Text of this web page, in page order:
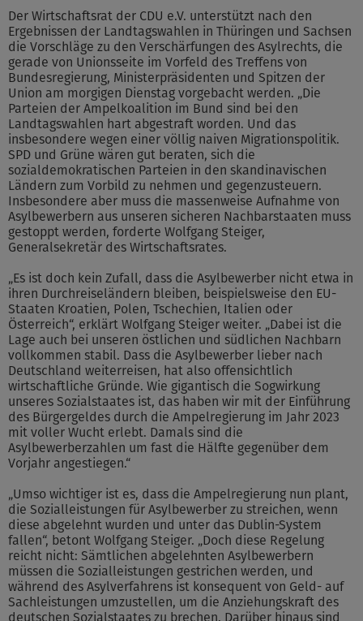
Der Wirtschaftsrat der CDU e.V. unterstützt nach den
Ergebnissen der Landtagswahlen in Thüringen und Sachsen
die Vorschläge zu den Verschärfungen des Asylrechts, die
gerade von Unionsseite im Vorfeld des Treffens von
Bundesregierung, Ministerpräsidenten und Spitzen der
Union am morgigen Dienstag vorgebacht werden. „Die
Parteien der Ampelkoalition im Bund sind bei den
Landtagswahlen hart abgestraft worden. Und das
insbesondere wegen einer völlig naiven Migrationspolitik.
SPD und Grüne wären gut beraten, sich die
sozialdemokratischen Parteien in den skandinavischen
Ländern zum Vorbild zu nehmen und gegenzusteuern.
Insbesondere aber muss die massenweise Aufnahme von
Asylbewerbern aus unseren sicheren Nachbarstaaten muss
gestoppt werden, forderte Wolfgang Steiger,
Generalsekretär des Wirtschaftsrates.
„Es ist doch kein Zufall, dass die Asylbewerber nicht etwa in
ihren Durchreiseländern bleiben, beispielsweise den EU-
Staaten Kroatien, Polen, Tschechien, Italien oder
Österreich“, erklärt Wolfgang Steiger weiter. „Dabei ist die
Lage auch bei unseren östlichen und südlichen Nachbarn
vollkommen stabil. Dass die Asylbewerber lieber nach
Deutschland weiterreisen, hat also offensichtlich
wirtschaftliche Gründe. Wie gigantisch die Sogwirkung
unseres Sozialstaates ist, das haben wir mit der Einführung
des Bürgergeldes durch die Ampelregierung im Jahr 2023
mit voller Wucht erlebt. Damals sind die
Asylbewerberzahlen um fast die Hälfte gegenüber dem
Vorjahr angestiegen.“
„Umso wichtiger ist es, dass die Ampelregierung nun plant,
die Sozialleistungen für Asylbewerber zu streichen, wenn
diese abgelehnt wurden und unter das Dublin-System
fallen“, betont Wolfgang Steiger. „Doch diese Regelung
reicht nicht: Sämtlichen abgelehnten Asylbewerbern
müssen die Sozialleistungen gestrichen werden, und
während des Asylverfahrens ist konsequent von Geld- auf
Sachleistungen umzustellen, um die Anziehungskraft des
deutschen Sozialstaates zu brechen. Darüber hinaus sind